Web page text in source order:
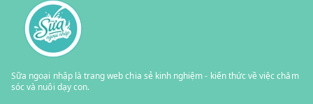
Sữa ngoại nhập là trang web chia sẻ kinh nghiệm - kiến thức về việc chăm
sóc và nuôi dạy con.